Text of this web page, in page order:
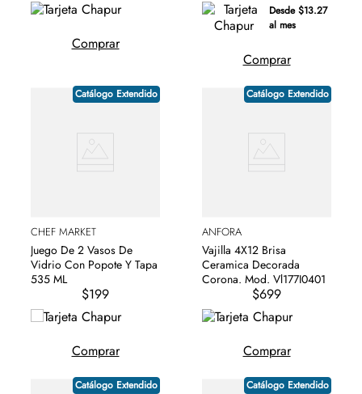
Comprar
Desde $13.27
al mes
Comprar
Catálogo Extendido
CHEF MARKET
Juego De 2 Vasos De
Vidrio Con Popote Y Tapa
535 ML
$199
Comprar
Catálogo Extendido
ANFORA
Vajilla 4X12 Brisa
Ceramica Decorada
Corona. Mod. Vl177I0401
$699
Comprar
Catálogo Extendido Catálogo Extendido